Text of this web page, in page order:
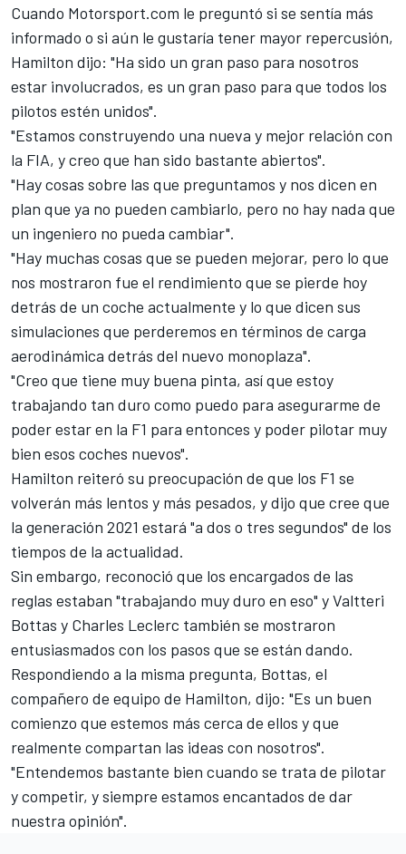
Cuando Motorsport.com le preguntó si se sentía más
informado o si aún le gustaría tener mayor repercusión,
Hamilton dijo: "Ha sido un gran paso para nosotros
estar involucrados, es un gran paso para que todos los
pilotos estén unidos".
"Estamos construyendo una nueva y mejor relación con
la FIA, y creo que han sido bastante abiertos".
"Hay cosas sobre las que preguntamos y nos dicen en
plan que ya no pueden cambiarlo, pero no hay nada que
un ingeniero no pueda cambiar".
"Hay muchas cosas que se pueden mejorar, pero lo que
nos mostraron fue el rendimiento que se pierde hoy
detrás de un coche actualmente y lo que dicen sus
simulaciones que perderemos en términos de carga
aerodinámica detrás del nuevo monoplaza".
"Creo que tiene muy buena pinta, así que estoy
trabajando tan duro como puedo para asegurarme de
poder estar en la F1 para entonces y poder pilotar muy
bien esos coches nuevos".
Hamilton reiteró su preocupación de que los F1 se
volverán más lentos y más pesados, y dijo que cree que
la generación 2021 estará "a dos o tres segundos" de los
tiempos de la actualidad.
Sin embargo, reconoció que los encargados de las
reglas estaban "trabajando muy duro en eso" yValtteri
Bottas y Charles Leclerc también se mostraron
entusiasmados con los pasos que se están dando.
Respondiendo a la misma pregunta, Bottas, el
compañero de equipo de Hamilton, dijo: "Es un buen
comienzo que estemos más cerca de ellos y que
realmente compartan las ideas con nosotros".
"Entendemos bastante bien cuando se trata de pilotar
y competir, y siempre estamos encantados de dar
nuestra opinión".